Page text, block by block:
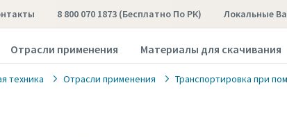
8 800 070 1873 (бесплатно По РК) Локальные
Отрасли применения Материалы для скачивания
техника Отрасли применения Транспортировка при